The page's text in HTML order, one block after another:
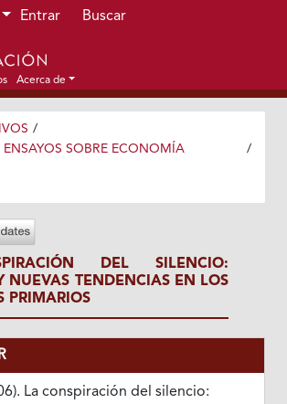
principal
del sitio
Entrar Buscar
Acerca de
/
SOBRE ECONOMÍA
/
DEL SILENCIO:
NUEVAS TENDENCIAS EN LOS
PRIMARIOS
La conspiración del silencio: